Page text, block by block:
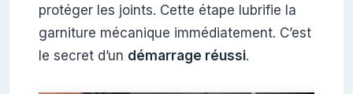
protéger les joints. Cette étape lubrifie la
garniture mécanique immédiatement. C’est
le secret d’un démarrage réussi.